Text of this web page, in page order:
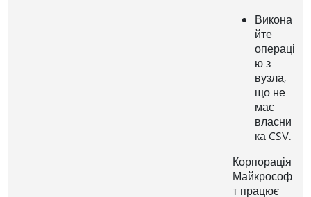
Викона
йте
операці
ю з
вузла,
що не
має
власни
ка CSV.
Корпорація
Майкрософ
т працює